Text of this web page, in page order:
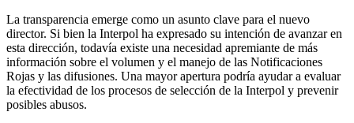
La transparencia emerge como un asunto clave para el nuevo
director. Si bien la Interpol ha expresado su intención de avanzar en
esta dirección, todavía existe una necesidad apremiante de más
información sobre el volumen y el manejo de las Notificaciones
Rojas y las difusiones. Una mayor apertura podría ayudar a evaluar
la efectividad de los procesos de selección de la Interpol y prevenir
posibles abusos.